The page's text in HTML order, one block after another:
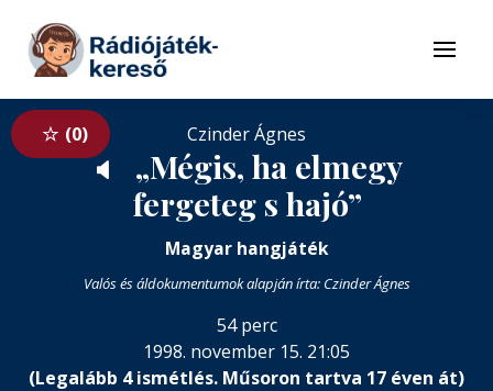
Tovább a tartalomhoz
Menü
0 Czinder Ágnes
🔈
„Mégis, ha elmegy
fergeteg s hajó”
Magyar hangjáték
Valós és áldokumentumok alapján írta: Czinder Ágnes
54 perc
1998. november 15. 21:05
(Legalább 4 ismétlés. Műsoron tartva 17 éven át)